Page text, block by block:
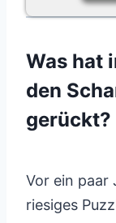
Was hat
den
gerückt?
Vor ein paar
riesiges